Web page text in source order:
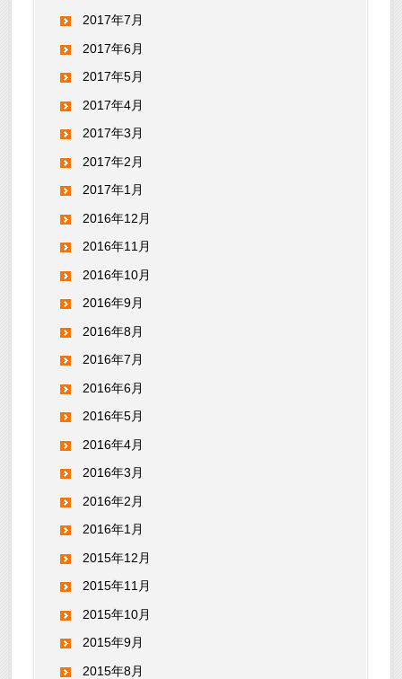
2017年7月
2017年6月
2017年5月
2017年4月
2017年3月
2017年2月
2017年1月
2016年12月
2016年11月
2016年10月
2016年9月
2016年8月
2016年7月
2016年6月
2016年5月
2016年4月
2016年3月
2016年2月
2016年1月
2015年12月
2015年11月
2015年10月
2015年9月
2015年8月